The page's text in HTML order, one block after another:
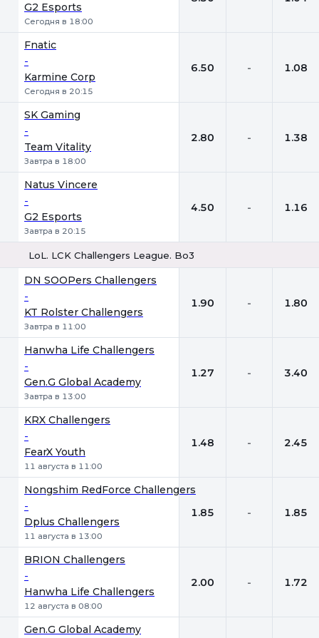
G2 Esports
Сегодня в 18:00
Fnatic
-
Karmine Corp
Сегодня в 20:15
6.50 - 1.08
SK Gaming
-
Team Vitality
Завтра в 18:00
2.80 - 1.38
Natus Vincere
-
G2 Esports
Завтра в 20:15
4.50 - 1.16
LoL. LCK Challengers League. Bo3
DN SOOPers Challengers
-
KT Rolster Challengers
Завтра в 11:00
1.90 - 1.80
Hanwha Life Challengers
-
Gen.G Global Academy
Завтра в 13:00
1.27 - 3.40
KRX Challengers
-
FearX Youth
11 августа в 11:00
1.48 - 2.45
Nongshim RedForce Challengers
-
Dplus Challengers
11 августа в 13:00
1.85 - 1.85
BRION Challengers
-
Hanwha Life Challengers
12 августа в 08:00
2.00 - 1.72
Gen.G Global Academy